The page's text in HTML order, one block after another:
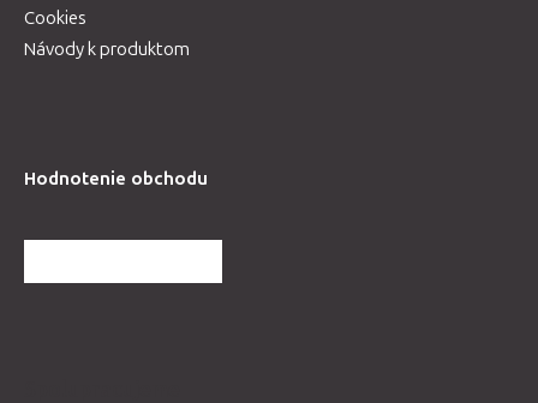
Cookies
Návody k produktom
Hodnotenie obchodu